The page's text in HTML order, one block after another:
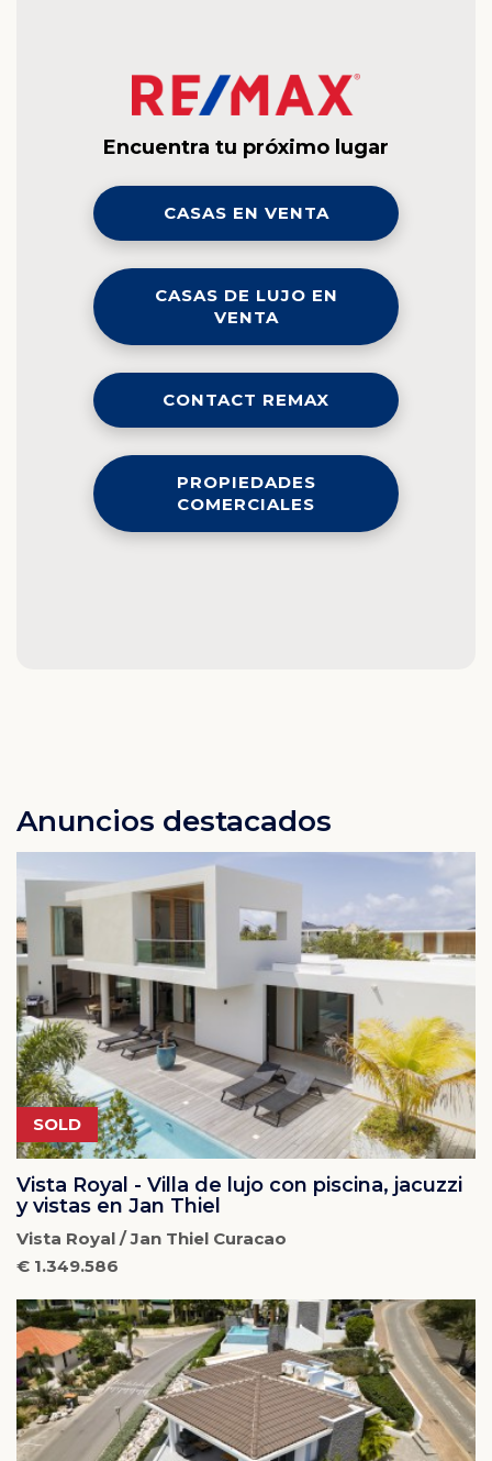
Encuentra tu próximo lugar
CASAS EN VENTA
CASAS DE LUJO EN
VENTA
CONTACT REMAX
PROPIEDADES
COMERCIALES
Anuncios destacados
SOLD
Vista Royal - Villa de lujo con piscina, jacuzzi
y vistas en Jan Thiel
Vista Royal / Jan Thiel Curacao
€ 1.349.586